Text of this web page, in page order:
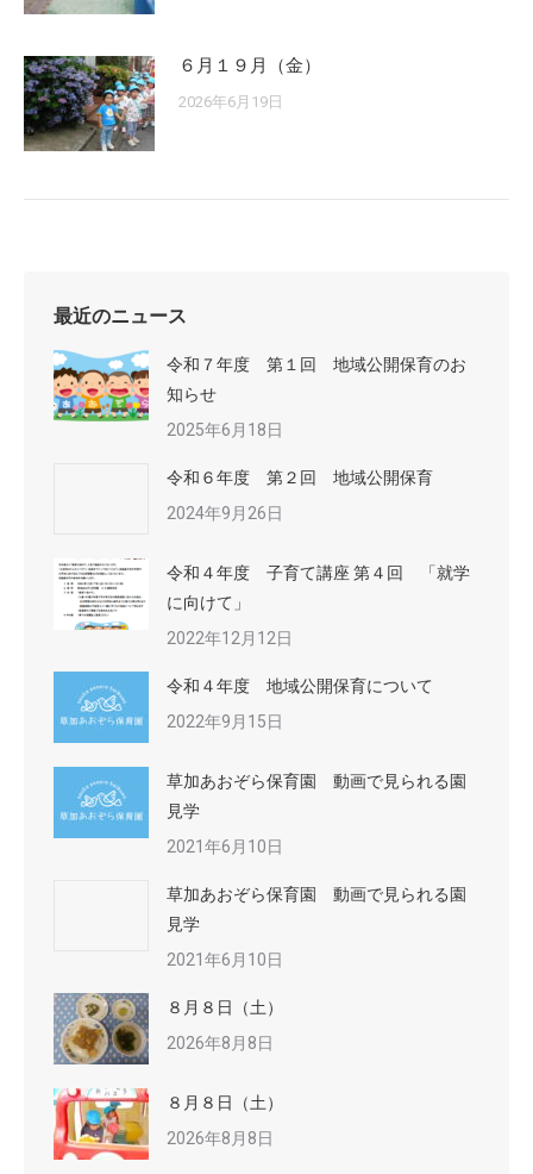
６月１９月（金）
2026年6月19日
最近のニュース
令和７年度 第１回 地域公開保育のお
知らせ
2025年6月18日
令和６年度 第２回 地域公開保育
2024年9月26日
令和４年度 子育て講座 第４回 「就学
に向けて」
2022年12月12日
令和４年度 地域公開保育について
2022年9月15日
草加あおぞら保育園 動画で見られる園
見学
2021年6月10日
草加あおぞら保育園 動画で見られる園
見学
2021年6月10日
８月８日（土）
2026年8月8日
８月８日（土）
2026年8月8日